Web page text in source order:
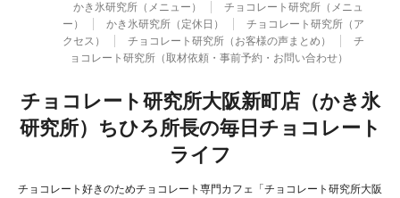
かき氷研究所（メニュー）
チョコレート研究所（メニュ
ー）
かき氷研究所（定休日）
チョコレート研究所（ア
クセス）
チョコレート研究所（お客様の声まとめ）
チ
ョコレート研究所（取材依頼・事前予約・お問い合わせ）
チョコレート研究所大阪新町店（かき氷
研究所）ちひろ所長の毎日チョコレート
ライフ
チョコレート好きのためチョコレート専門カフェ「チョコレート研究所大阪